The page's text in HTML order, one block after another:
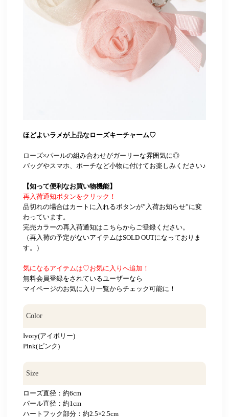
ほどよいラメが上品なローズキーチャーム♡
ローズ×パールの組み合わせがガーリーな雰囲気に◎
バッグやスマホ、ポーチなど小物に付けてお楽しみください♪
【知って便利なお買い物機能】
再入荷通知ボタンをクリック！
品切れの場合はカートに入れるボタンが”入荷お知らせ”に変
わっています。
完売カラーの再入荷通知はこちらからご登録ください。
（再入荷の予定がないアイテムはSOLD OUTになっておりま
す。）
気になるアイテムは♡お気に入りへ追加！
無料会員登録をされているユーザーなら
マイページのお気に入り一覧からチェック可能に！
Color
Ivory(アイボリー)
Pink(ピンク)
Size
ローズ直径：約6cm
パール直径：約1cm
ハートフック部分：約2.5×2.5cm